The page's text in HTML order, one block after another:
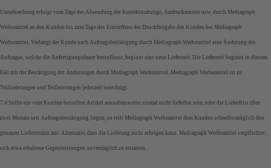
Unterbrechung erfolgt vom Tage der Absendung der Korrekturabzüge, Andruckmuster usw. durch Mediagraph
Werbemittel an den Kunden bis zum Tage des Eintreffens der Druckfreigabe des Kunden bei Mediagraph
Werbemittel. Verlangt der Kunde nach Auftragsbestätigung durch Mediagraph Werbemittel eine Änderung des
Auftrages, welche die Anfertigungsdauer beeinflusst, beginnt eine neue Lieferzeit. Die Lieferzeit beginnt in diesem
Fall mit der Bestätigung der Änderungen durch Mediagraph Werbemittel. Mediagraph Werbemittel ist zu
Teillieferungen und Teilleistungen jederzeit berechtigt.
7.4 Sollte ein vom Kunden bestellter Artikel ausnahmsweise einmal nicht lieferbar sein, oder die Lieferfrist über
zwei Monate seit Auftragsbestätigung liegen, so teilt Mediagraph Werbemittel dem Kunden schnellstmöglich den
genauen Liefertermin mit. Alternativ, dass die Lieferung nicht erfolgen kann. Mediagraph Werbemittel verpflichtet
sich etwa erhaltene Gegenleistungen unverzüglich zu erstatten.